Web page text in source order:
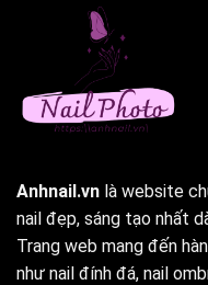
Anhnail.vn là website
nail đẹp, sáng tạo nhất
Trang web mang đến
như nail đính đá, nail